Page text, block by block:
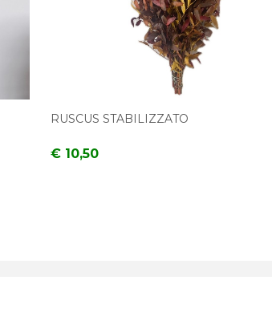
RUSCUS STABILIZZATO
€ 10,50